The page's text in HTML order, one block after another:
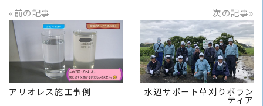
«前の記事
READ MORE
アリオレス施工事例
次の記事»
READ MORE
水辺サポート草刈りボラン
ティア